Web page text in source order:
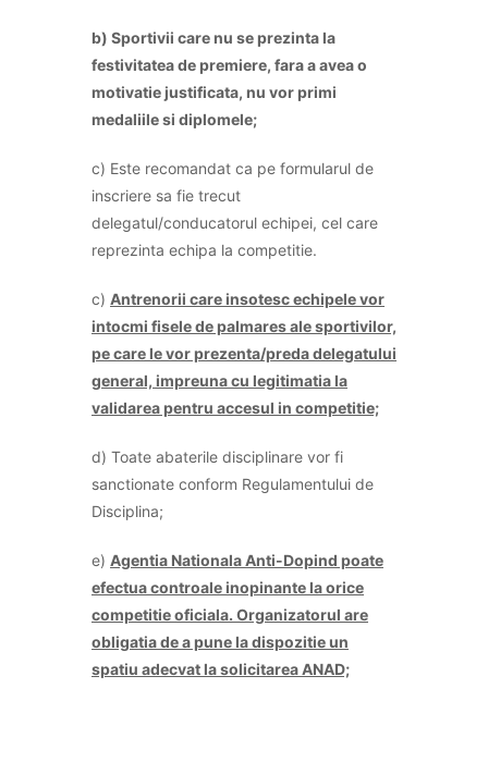
b) Sportivii care nu se prezinta la
festivitatea de premiere, fara a avea o
motivatie justificata, nu vor primi
medaliile si diplomele;
c) Este recomandat ca pe formularul de
inscriere sa fie trecut
delegatul/conducatorul echipei, cel care
reprezinta echipa la competitie.
c) Antrenorii care insotesc echipele vor
intocmi fisele de palmares ale sportivilor,
pe care le vor prezenta/preda delegatului
general, impreuna cu legitimatia la
validarea pentru accesul in competitie;
d) Toate abaterile disciplinare vor fi
sanctionate conform Regulamentului de
Disciplina;
e) Agentia Nationala Anti-Dopind poate
efectua controale inopinante la orice
competitie oficiala. Organizatorul are
obligatia de a pune la dispozitie un
spatiu adecvat la solicitarea ANAD;